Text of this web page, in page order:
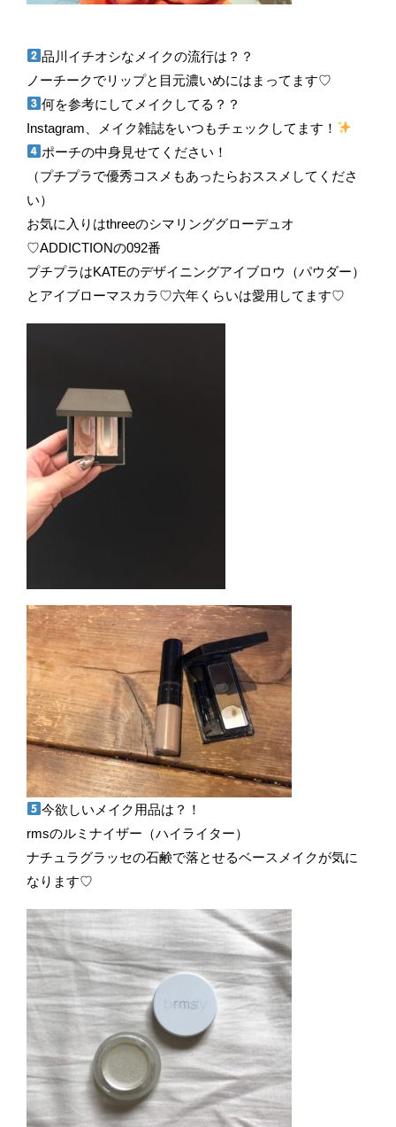
品川イチオシなメイクの流行は？？
ノーチークでリップと目元濃いめにはまってます♡
何を参考にしてメイクしてる？？
Instagram、メイク雑誌をいつもチェックしてます！
ポーチの中身見せてください！
（プチプラで優秀コスメもあったらおススメしてくださ
い）
お気に入りはthreeのシマリンググローデュオ
♡ADDICTIONの092番
プチプラはKATEのデザイニングアイブロウ（パウダー）
とアイブローマスカラ♡六年くらいは愛用してます♡
今欲しいメイク用品は？！
rmsのルミナイザー（ハイライター）
ナチュラグラッセの石鹸で落とせるベースメイクが気に
なります♡